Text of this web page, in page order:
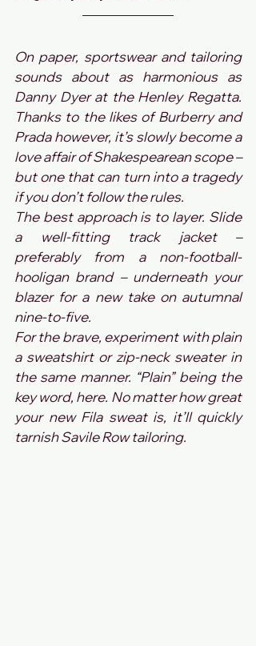
On paper, sportswear and tailoring
sounds about as harmonious as
Danny Dyer at the Henley Regatta.
Thanks to the likes of Burberry and
Prada however, it’s slowly become a
love affair of Shakespearean scope –
but one that can turn into a tragedy
if you don’t follow the rules.
The best approach is to layer. Slide
a well-fitting track jacket –
preferably from a non-football-
hooligan brand – underneath your
blazer for a new take on autumnal
nine-to-five.
For the brave, experiment with plain
a sweatshirt or zip-neck sweater in
the same manner. “Plain” being the
key word, here. No matter how great
your new Fila sweat is, it’ll quickly
tarnish Savile Row tailoring.